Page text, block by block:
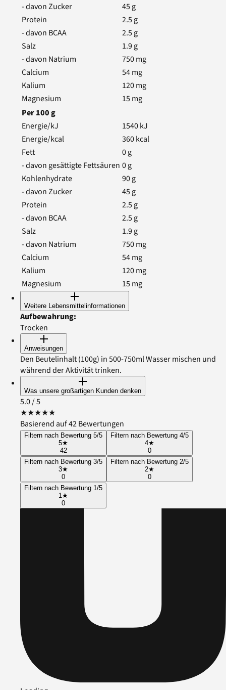
- davon Zucker
45g
Protein
2.5g
- davon BCAA
2.5g
Salz
1.9g
- davon Natrium
750mg
Calcium
54mg
Kalium
120mg
Magnesium
15mg
Per100g
Energie/kJ
1540kJ
Energie/kcal
360kcal
Fett
0g
- davon gesättigte Fettsäuren 0g
Kohlenhydrate
90g
- davon Zucker
45g
Protein
2.5g
- davon BCAA
2.5g
Salz
1.9g
- davon Natrium
750mg
Calcium
54mg
Kalium
120mg
Magnesium
15mg
Weitere Lebensmittelinformationen
Aufbewahrung:
Trocken
Anweisungen
Den Beutelinhalt (100g) in 500-750ml Wasser mischen und
während der Aktivität trinken.
Was unsere großartigen Kunden denken
5.0/ 5
★★★★★
Basierend auf 42 Bewertungen
Filtern nach Bewertung 5/5
5★
42
Filtern nach Bewertung 4/5
4★
0
Filtern nach Bewertung 3/5
3★
0
Filtern nach Bewertung 2/5
2★
0
Filtern nach Bewertung 1/5
1 ★
0